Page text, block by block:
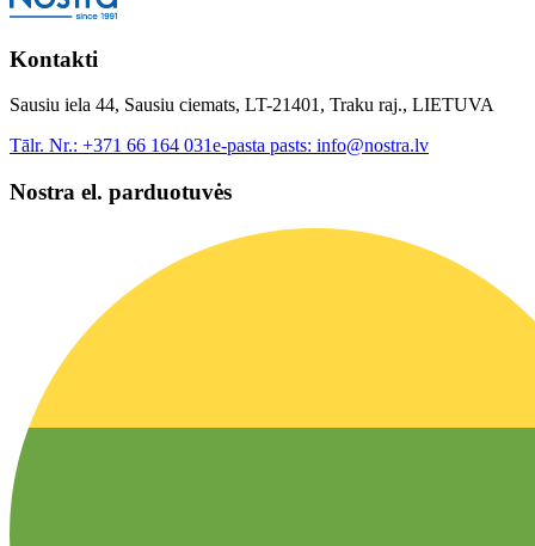
Kontakti
Sausiu iela 44, Sausiu ciemats, LT-21401, Traku raj., LIETUVA
Tālr. Nr.: +371 66 164 031e-pasta pasts: info@nostra.lv
Nostra el. parduotuvės